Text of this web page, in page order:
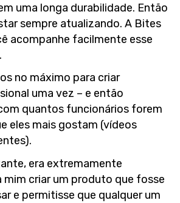
uma longa durabilidade. Então
sempre atualizando. A Bites
acompanhe facilmente esse
no máximo para criar
uma vez – e então
quantos funcionários forem
eles mais gostam (vídeos
era extremamente
criar um produto que fosse
e permitisse que qualquer um